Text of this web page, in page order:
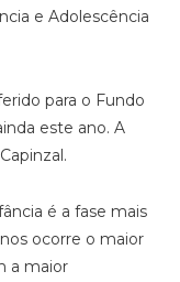
e Adolescência
para o Fundo
este ano. A
é a fase mais
ocorre o maior
a maior